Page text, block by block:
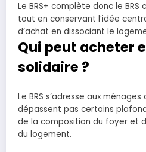
Le BRS+ complète donc le
tout en conservant l’idée
d’achat en dissociant le
Qui peut acheter
solidaire ?
Le BRS s’adresse aux
dépassent pas certains
de la composition du foyer et
du logement.